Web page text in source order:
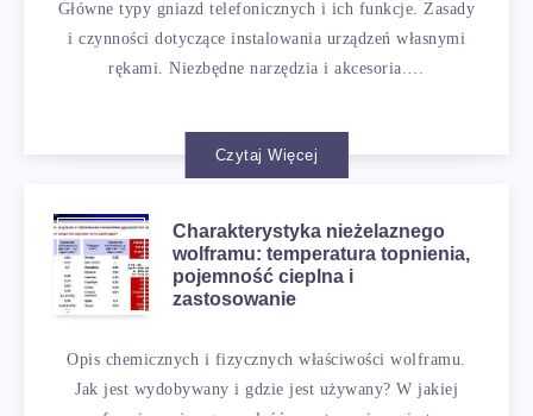
Główne typy gniazd telefonicznych i ich funkcje. Zasady
i czynności dotyczące instalowania urządzeń własnymi
rękami. Niezbędne narzędzia i akcesoria.…
Czytaj Więcej
Charakterystyka nieżelaznego
wolframu: temperatura topnienia,
pojemność cieplna i
zastosowanie
Opis chemicznych i fizycznych właściwości wolframu.
Jak jest wydobywany i gdzie jest używany? W jakiej